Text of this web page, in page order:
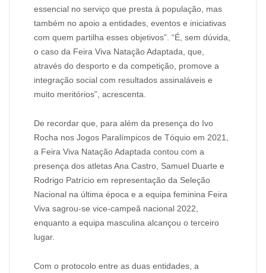
essencial no serviço que presta à população, mas
também no apoio a entidades, eventos e iniciativas
com quem partilha esses objetivos”. “É, sem dúvida,
o caso da Feira Viva Natação Adaptada, que,
através do desporto e da competição, promove a
integração social com resultados assinaláveis e
muito meritórios”, acrescenta.
De recordar que, para além da presença do Ivo
Rocha nos Jogos Paralímpicos de Tóquio em 2021,
a Feira Viva Natação Adaptada contou com a
presença dos atletas Ana Castro, Samuel Duarte e
Rodrigo Patrício em representação da Seleção
Nacional na última época e a equipa feminina Feira
Viva sagrou-se vice-campeã nacional 2022,
enquanto a equipa masculina alcançou o terceiro
lugar.
Com o protocolo entre as duas entidades, a